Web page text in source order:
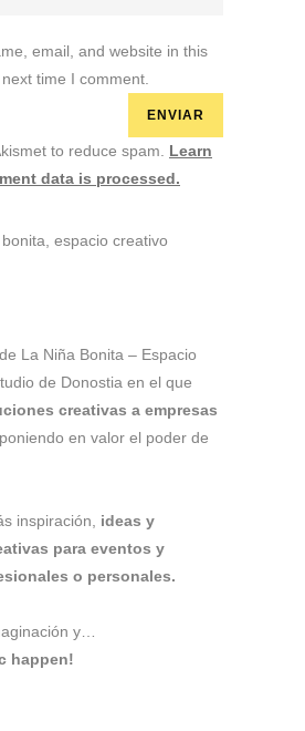
email, and website in this
time I comment.
to reduce spam. Learn
data is processed.
La Niña Bonita – Espacio
de Donostia en el que
creativas a empresas
poniendo en valor el poder de
inspiración,
ideas y
para eventos y
o personales.
y…
happen!